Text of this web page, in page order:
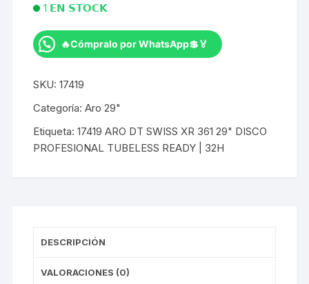
1 𝗘𝗡 𝗦𝗧𝗢𝗖𝗞
ARO
SWISS
XR
29"
DISCO
cantidad
🔥Cómpralo por WhatsApp💲🏅
SKU:17419
Categoría:Aro 29"
Etiqueta:17419 ARO DT SWISS XR 361 29" DISCO
PROFESIONAL TUBELESS READY | 32H
DESCRIPCIÓN
VALORACIONES (0)